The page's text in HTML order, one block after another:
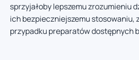
sprzyjałoby lepszemu zrozumieniu
ich bezpieczniejszemu stosowaniu,
przypadku preparatów dostępnych